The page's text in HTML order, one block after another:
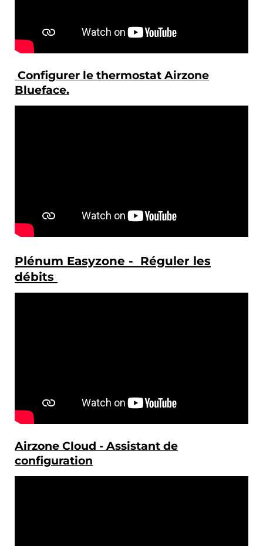
Configurer le thermostat Airzone
Blueface.
Plénum Easyzone - Réguler les
débits
Airzone Cloud - Assistant de
configuration